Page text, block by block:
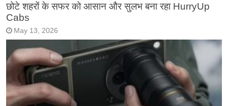
छोटे शहरों के सफर को आसान और सुलभ बना रहा HurryUp
Cabs
May 13, 2026